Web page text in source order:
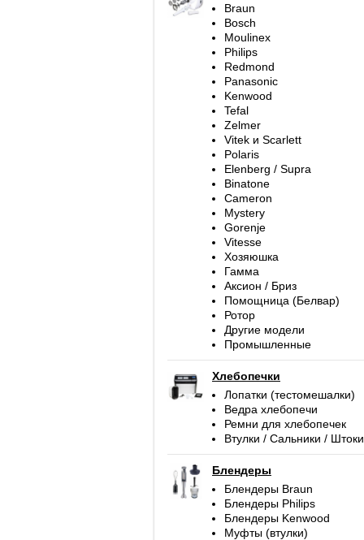
Braun
Bosch
Moulinex
Philips
Redmond
Panasonic
Kenwood
Tefal
Zelmer
Vitek и Scarlett
Polaris
Elenberg / Supra
Binatone
Cameron
Mystery
Gorenje
Vitesse
Хозяюшка
Гамма
Аксион / Бриз
Помощница (Белвар)
Ротор
Другие модели
Промышленные
Хлебопечки
Лопатки (тестомешалки)
Ведра хлебопечи
Ремни для хлебопечек
Втулки / Сальники / Штоки
Блендеры
Блендеры Braun
Блендеры Philips
Блендеры Kenwood
Муфты (втулки)